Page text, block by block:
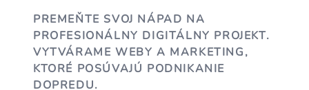
PREMEŇTE SVOJ NÁPAD NA
PROFESIONÁLNY DIGITÁLNY PROJEKT.
VYTVÁRAME WEBY A MARKETING,
KTORÉ POSÚVAJÚ PODNIKANIE
DOPREDU.